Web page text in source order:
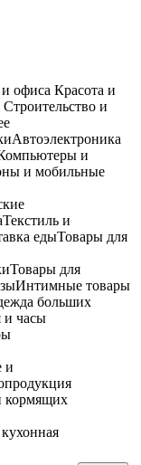
офиса Красота и
Строительство и
Автоэлектроника
и
и мобильные
Текстиль и
едыТовары для
Товары для
Интимные товары
больших
и часы
и
кормящих